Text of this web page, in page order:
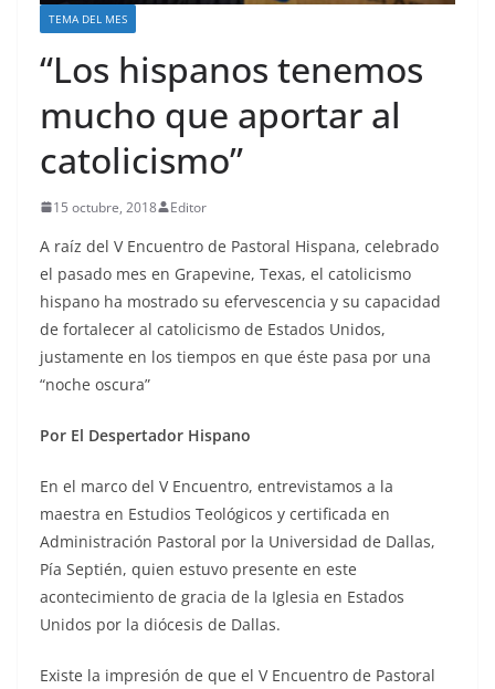
TEMA DEL MES
“Los hispanos tenemos
mucho que aportar al
catolicismo”
15 octubre, 2018 Editor
A raíz del V Encuentro de Pastoral Hispana, celebrado
el pasado mes en Grapevine, Texas, el catolicismo
hispano ha mostrado su efervescencia y su capacidad
de fortalecer al catolicismo de Estados Unidos,
justamente en los tiempos en que éste pasa por una
“noche oscura”
Por El Despertador Hispano
En el marco del V Encuentro, entrevistamos a la
maestra en Estudios Teológicos y certificada en
Administración Pastoral por la Universidad de Dallas,
Pía Septién, quien estuvo presente en este
acontecimiento de gracia de la Iglesia en Estados
Unidos por la diócesis de Dallas.
Existe la impresión de que el V Encuentro de Pastoral